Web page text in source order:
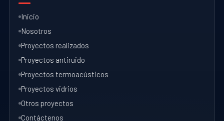
Inicio
Nosotros
Proyectos realizados
Proyectos antiruido
Proyectos termoacústicos
Proyectos vidrios
Otros proyectos
Contáctenos